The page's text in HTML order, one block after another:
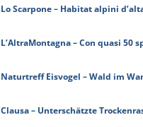
Lo Scarpone – Habitat alpini
L’AltraMontagna – Con quasi
Naturtreff Eisvogel – Wald im
Clausa – Unterschätzte